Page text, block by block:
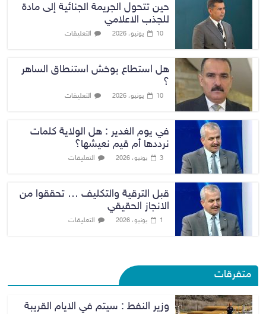
حين تتحول الجريمة الجنائية إلى مادة
للجذب الاعلامي
10 يونيو، 2026 التعليقات
هل استطاع بوخش استنطاق الساهر
؟
10 يونيو، 2026 التعليقات
في يوم الغدير : هل الولاية كلمات
نرددها أم قيم نعيشها؟
3 يونيو، 2026 التعليقات
قبل الترقية والتكليف … تحققوا من
الانجاز الحقيقي
1 يونيو، 2026 التعليقات
متفرقات
وزير النفط : سيتم في الايام القريبة